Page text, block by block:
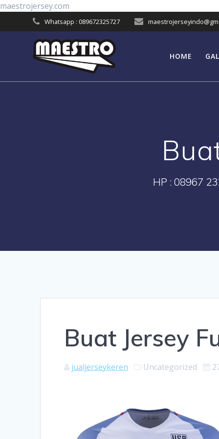
maestrojersey.com
content
Whatsapp : 089672325727
HOME
HP : 08967
Buat Jersey
jualjerseykeren Uncategorized